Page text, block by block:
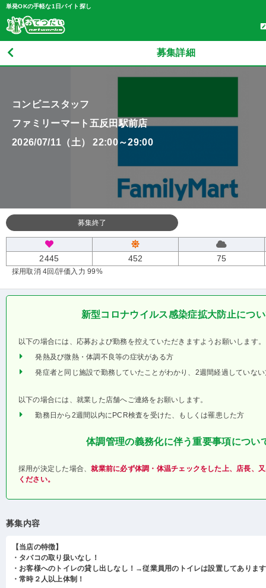
単発OKの手軽な1日バイト探し
募集詳細
コンビニスタッフ
ファミリーマート五反田駅前店
2026/07/11（土） 22:00～29:00
募集終了
2445 452 75
採用取消 4回 /評価入力 99%
新型コロナウイルス感染症拡大防止につ
以下の場合には、応募および勤務を控えていただきますようお願いします。
発熱及び微熱・体調不良等の症状がある方
発症者と同じ施設で勤務していたことがわかり、2週間経過していな
以下の場合には、就業した店舗へご連絡をお願いします。
勤務日から2週間以内にPCR検査を受けた、もしくは罹患した方
体調管理の義務化に伴う重要事項につい
採用が決定した場合、就業前に必ず体調・体温チェックをした上、店長、
ください。
募集内容
【当店の特徴】
・タバコの取り扱いなし！
・お客様へのトイレの貸し出しなし！→従業員用のトイレは設置してありま
・常時２人以上体制！